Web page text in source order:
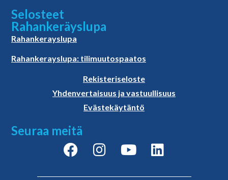
Selosteet
Rahankeräyslupa
Rahankerayslupa
Rahankerayslupa: tilimuutospaatos
Rekisteriseloste
Yhdenvertaisuus ja vastuullisuus
Evästekäytäntö
Seuraa meitä